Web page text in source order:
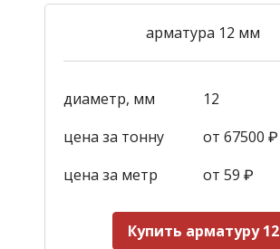
арматура 12 мм
диаметр, мм
12
цена за тонну
от 67500 ₽
цена за метр
от 59 ₽
Купить арматуру 12